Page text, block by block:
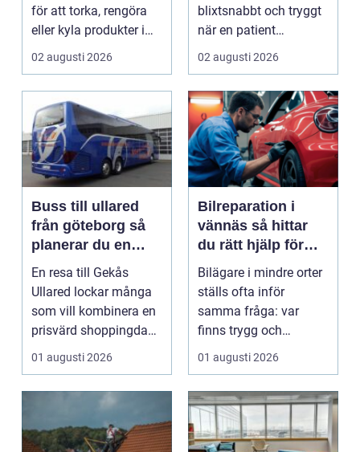
för att torka, rengöra
eller kyla produkter i
rörelse. Te...
02 augusti 2026
blixtsnabbt och tryggt
när en patient
drabbas...
02 augusti 2026
Buss till ullared
från göteborg så
planerar du en
smidig
shoppingdag
En resa till Gekås
Ullared lockar många
som vill kombinera en
prisvärd shoppingdag
med en enkel och ...
01 augusti 2026
Bilreparation i
vännäs så hittar
du rätt hjälp för
din bil
Bilägare i mindre orter
ställs ofta inför
samma fråga: var
finns trygg och
prisvärd hjälp när bilen
01 augusti 2026